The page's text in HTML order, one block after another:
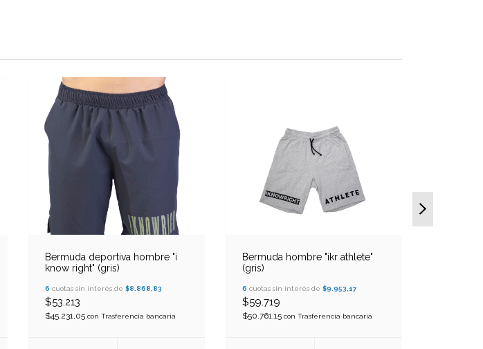
Bermuda deportiva hombre "i
know right" (gris)
6 cuotas sin interés de $8.868,83
$53.213
$45.231,05 con Trasferencia bancaria
Bermuda hombre "ikr athlete"
(gris)
6 cuotas sin interés de $9.953,17
$59.719
$50.761,15 con Trasferencia bancaria